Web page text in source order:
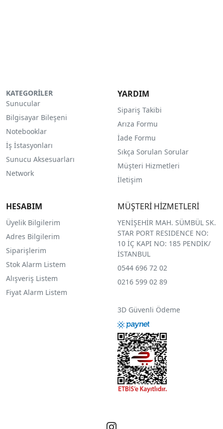
KATEGORİLER
Sunucular
Bilgisayar Bileşeni
Notebooklar
İş İstasyonları
Sunucu Aksesuarları
Network
YARDIM
Sipariş Takibi
Arıza Formu
İade Formu
Sıkça Sorulan Sorular
Müşteri Hizmetleri
İletişim
HESABIM
Üyelik Bilgilerim
Adres Bilgilerim
Siparişlerim
Stok Alarm Listem
Alışveriş Listem
Fiyat Alarm Listem
MÜŞTERİ HİZMETLERİ
YENİŞEHİR MAH. SÜMBÜL SK.
STAR PORT RESIDENCE NO:
10 İÇ KAPI NO: 185 PENDİK/
İSTANBUL
0544 696 72 02
0216 599 02 89
3D Güvenli Ödeme